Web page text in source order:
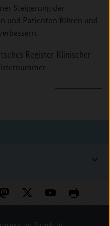
Steigerung der
und Patienten führen und
Register Klinischer